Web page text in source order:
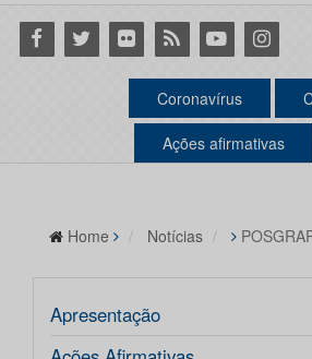
Facebook
Twitter Flickr RSS Youtube
Coronavírus
Ações afirmativas
Home Notícias
Apresentação